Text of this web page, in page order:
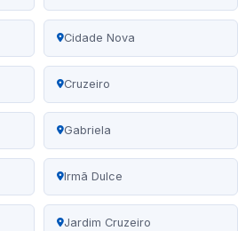
Cidade Nova
Cruzeiro
Gabriela
Irmã Dulce
Jardim Cruzeiro